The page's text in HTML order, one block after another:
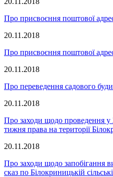
Про присвоєння поштової
20.11.2018
Про присвоєння поштової
20.11.2018
Про переведення садового
20.11.2018
Про заходи щодо проведення у
тижня права на території
20.11.2018
Про заходи щодо запобігання
сказ по Білокриницькій